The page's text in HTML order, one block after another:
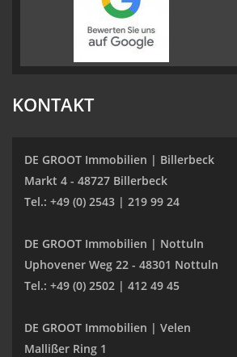
KONTAKT
DE GROOT Immobilien | Billerbeck
Markt 4 - 48727 Billerbeck
Tel.: +49 (0) 2543 | 219 99 24
DE GROOT Immobilien | Nottuln
Uphovener Weg 22 - 48301 Nottuln
Tel.: +49 (0) 2502 | 412 49 45
DE GROOT Immobilien | Velen
Mallißer Ring 1